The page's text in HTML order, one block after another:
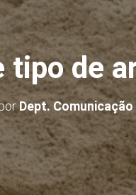
tipo de
Dept. Comunicação